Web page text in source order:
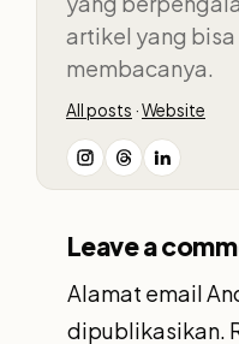
artikel yang
membacanya.
All posts ·Website
Leave a
Alamat email
dipublikasikan.